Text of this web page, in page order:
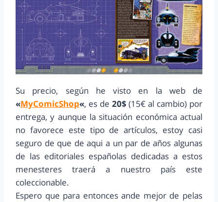
Su precio, según he visto en la web de
«MyComicShop«, es de 20$ (15€ al cambio) por
entrega, y aunque la situación económica actual
no favorece este tipo de artículos, estoy casi
seguro de que de aqui a un par de años algunas
de las editoriales españolas dedicadas a estos
menesteres traerá a nuestro país este
coleccionable.
Espero que para entonces ande mejor de pelas